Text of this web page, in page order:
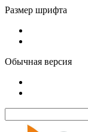
Размер шрифта
Обычная версия